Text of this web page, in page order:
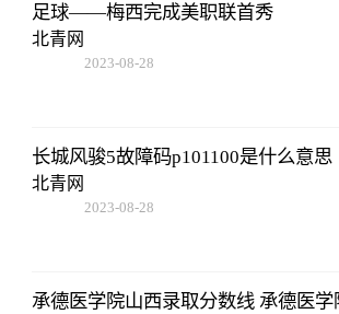
足球——梅西完成美职联首秀
北青网
2023-08-28
长城风骏5故障码p101100是什么意思
北青网
2023-08-28
承德医学院山西录取分数线 承德医